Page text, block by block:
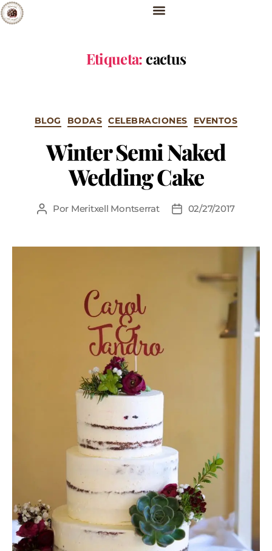
Etiqueta: cactus
BLOG BODAS CELEBRACIONES EVENTOS
Winter Semi Naked
Wedding Cake
Por Meritxell Montserrat 02/27/2017